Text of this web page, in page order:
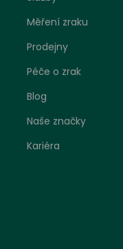
Měření zraku
Prodejny
Péče o zrak
Blog
Naše značky
Kariéra